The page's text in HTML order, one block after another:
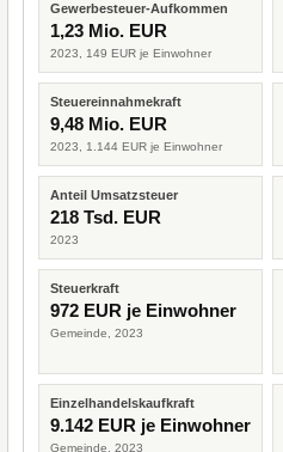
Gewerbesteuer-Aufkommen
1,23 Mio. EUR
2023, 149 EUR je Einwohner
Steuereinnahmekraft
9,48 Mio. EUR
2023, 1.144 EUR je Einwohner
Anteil Umsatzsteuer
218 Tsd. EUR
2023
Steuerkraft
972 EUR je Einwohner
Gemeinde, 2023
Einzelhandelskaufkraft
9.142 EUR je Einwohner
Gemeinde, 2023